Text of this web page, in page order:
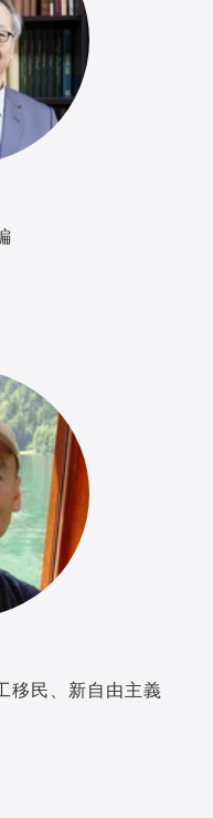
移民、新自由主義